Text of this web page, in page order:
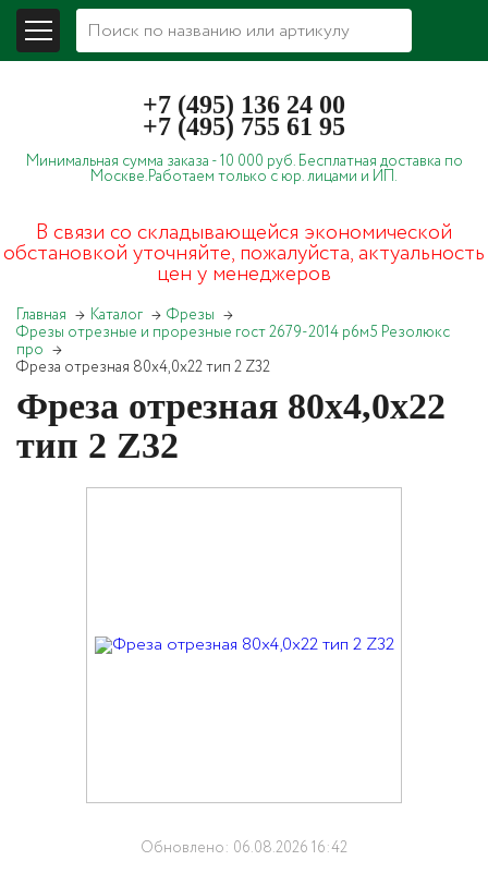
+7 (495) 136 24 00
+7 (495) 755 61 95
Минимальная сумма заказа -10 000 руб.Бесплатная доставка по
Москве.Работаем только с юр. лицами и ИП.
В связи со складывающейся экономической
обстановкой уточняйте, пожалуйста, актуальность
цен у менеджеров
Главная Каталог
Фрезы
Фрезы отрезные и прорезные гост 2679-2014 р6м5 Резолюкс
про
Фреза отрезная 80х4,0х22 тип 2 Z32
Фреза отрезная 80х4,0х22
тип 2 Z32
Обновлено: 06.08.2026 16:42